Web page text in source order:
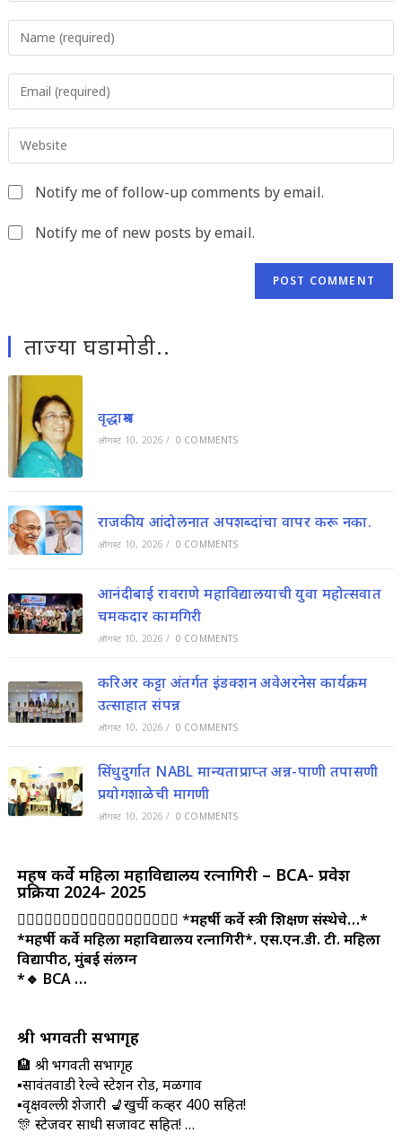
your
username
to
comment
your
address
toyour
URL
Notify me of follow-up comments by email.
Notify me of new posts by email.
ताज्या घडामोडी..
वृद्धाश्रम
ऑगस्ट 10, 2026 / 0 COMMENTS
राजकीय आंदोलनात अपशब्दांचा वापर करू नका.
ऑगस्ट 10, 2026 / 0 COMMENTS
आनंदीबाई रावराणे महाविद्यालयाची युवा महोत्सवात
चमकदार कामगिरी
ऑगस्ट 10, 2026 / 0 COMMENTS
करिअर कट्टा अंतर्गत इंडक्शन अवेअरनेस कार्यक्रम
उत्साहात संपन्न
ऑगस्ट 10, 2026 / 0 COMMENTS
सिंधुदुर्गात NABL मान्यताप्राप्त अन्न-पाणी तपासणी
प्रयोगशाळेची मागणी
ऑगस्ट 10, 2026 / 0 COMMENTS
महर्षी कर्वे महिला महाविद्यालय रत्नागिरी – BCA- प्रवेश
प्रक्रिया 2024- 2025
👩‍⚖️👩‍⚖️👩‍⚖️👩‍⚖️👩‍⚖️👩‍⚖️👩‍⚖️👩‍⚖️👩‍⚖️ *महर्षी कर्वे स्त्री शिक्षण संस्थेचे…*
*महर्षी कर्वे महिला महाविद्यालय रत्नागिरी*. एस.एन.डी. टी. महिला
विद्यापीठ, मुंबई संलग्न
*🔹 BCA …
श्री भगवती सभागृह
🏨 श्री भगवती सभागृह
▪सावंतवाडी रेल्वे स्टेशन रोड, मळगाव
▪वृक्षवल्ली शेजारी 💺खुर्ची कव्हर 400 सहित!
🎊 स्टेजवर साधी सजावट सहित! …